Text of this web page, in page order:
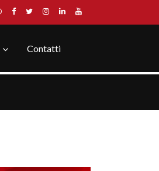
Contatti